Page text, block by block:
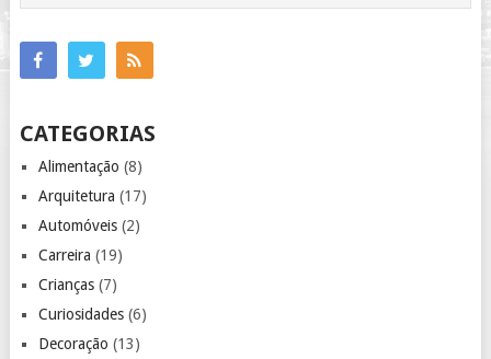
CATEGORIAS
Alimentação (8)
Arquitetura (17)
Automóveis(2)
Carreira (19)
Crianças(7)
Curiosidades(6)
Decoração (13)